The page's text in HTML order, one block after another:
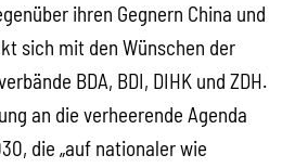
ihren Gegnern China und
sich mit den Wünschen der
BDA, BDI, DIHK und ZDH.
an die verheerende Agenda
die „auf nationaler wie